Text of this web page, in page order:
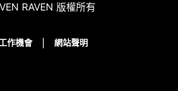
RAVEN 版權所有
作機會 網站聲明